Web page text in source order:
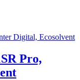
Pro,